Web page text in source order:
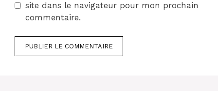
site dans le navigateur pour mon prochain
commentaire.